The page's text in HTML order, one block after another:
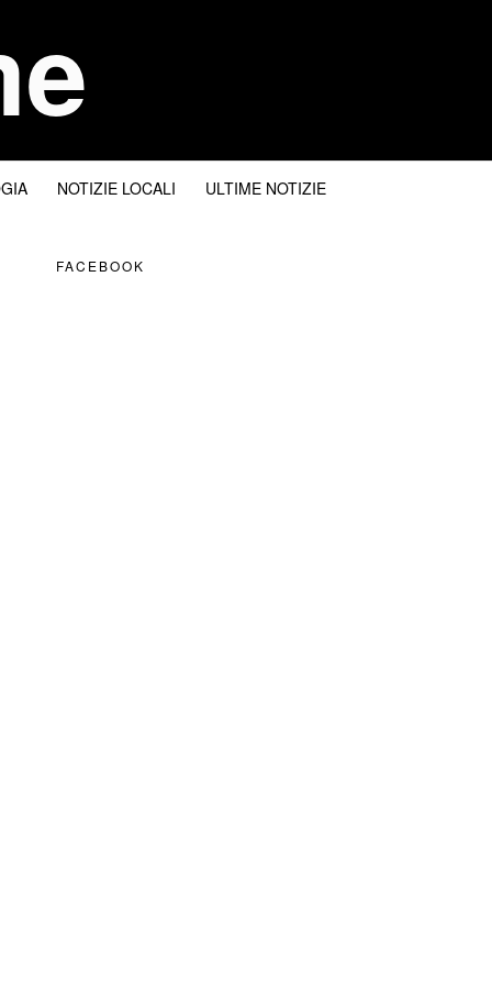
NOTIZIE LOCALI ULTIME NOTIZIE
FACEBOOK